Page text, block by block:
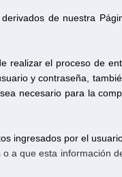
de nuestra
realizar el proceso de
y contraseña,
necesario para la
ingresados por el
a que esta información